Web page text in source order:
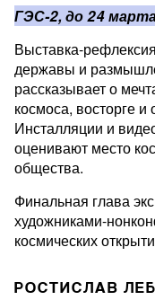
ГЭС-2, до 24
Выставка-
державы и
рассказывает о
космоса, восторге
Инсталляции и
оценивают место
общества.
Финальная глава
художниками-
космических
РОСТИСЛАВ